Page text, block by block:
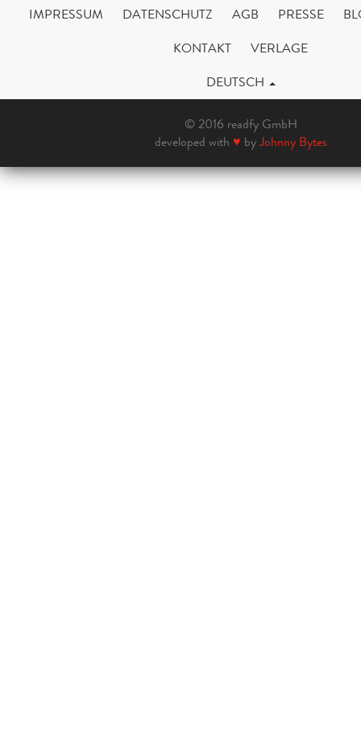
IMPRESSUM DATENSCHUTZ AGB PRESSE
KONTAKT
VERLAGE
DEUTSCH
© 2016 readfy GmbH
developed with ♥ byJohnny Bytes